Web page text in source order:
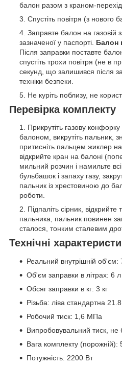
балон разом з краном-
Спустіть повітря (з нового
Заправте балон на газовій
зазначеної у паспорті. Балон
Після заправки поставте
спустіть трохи повітря (не в
секунд, що залишився після
техніки безпеки.
Не куріть поблизу, не
Перевірка комплекту
Прикрутіть газову
балоном, викрутіть пальник,
притисніть пальцем жиклер
відкрийте кран на балоні
мильний розчин і намильте
бульбашок і запаху газу,
пальник із хрестовиною до
роботи.
Підпаліть сірник,
пальника, пальник повинен
сталося, тонким сталевим
Технічні
Реальний внутрішній об'єм:
Об'єм заправки в літрах: 6 л
Обсяг заправки в кг: 3 кг
Різьба: ліва стандартна
Робочий тиск: 1,6 МПа
Випробовувальний тиск,
Вага комплекту (порожній):
Потужність: 2200 Вт